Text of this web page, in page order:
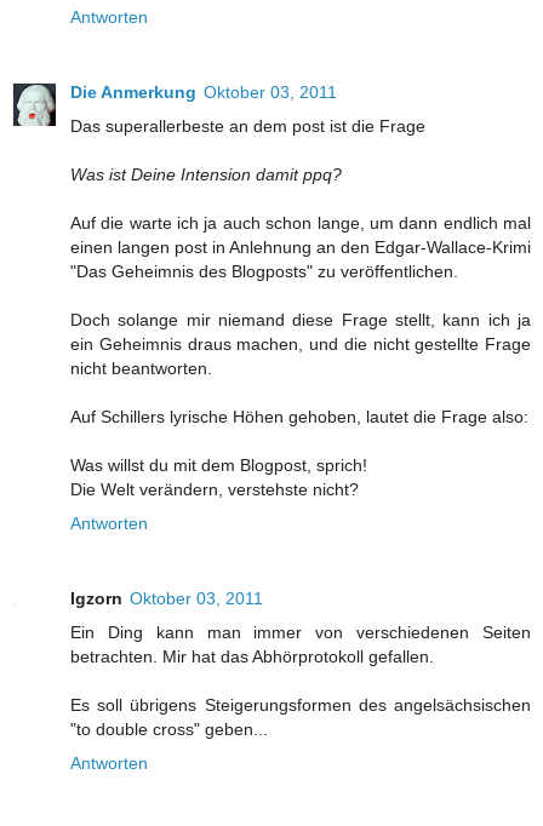
Antworten
Die Anmerkung Oktober 03, 2011
Das superallerbeste an dem post ist die Frage
Was ist Deine Intension damit ppq?
Auf die warte ich ja auch schon lange, um dann endlich mal
einen langen post in Anlehnung an den Edgar-Wallace-Krimi
"Das Geheimnis des Blogposts" zu veröffentlichen.
Doch solange mir niemand diese Frage stellt, kann ich ja
ein Geheimnis draus machen, und die nicht gestellte Frage
nicht beantworten.
Auf Schillers lyrische Höhen gehoben, lautet die Frage also:
Was willst du mit dem Blogpost, sprich!
Die Welt verändern, verstehste nicht?
Antworten
Igzorn Oktober 03, 2011
Ein Ding kann man immer von verschiedenen Seiten
betrachten. Mir hat das Abhörprotokoll gefallen.
Es soll übrigens Steigerungsformen des angelsächsischen
"to double cross" geben...
Antworten